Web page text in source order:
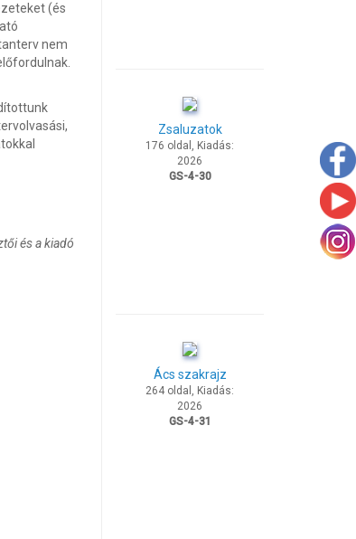
(és
nem
és a kiadó
Zsaluzatok
176 oldal, Kiadás:
2026
GS-4-30
Ács szakrajz
264 oldal, Kiadás:
2026
GS-4-31